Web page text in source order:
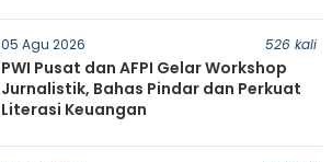
05 Agu 2026 526 kali
PWI Pusat dan AFPI Gelar Workshop
Jurnalistik, Bahas Pindar dan Perkuat
Literasi Keuangan